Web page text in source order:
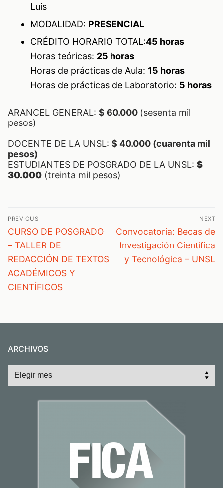
Luis
MODALIDAD: PRESENCIAL
CRÉDITO HORARIO TOTAL:45 horas
Horas teóricas: 25 horas
Horas de prácticas de Aula: 15 horas
Horas de prácticas de Laboratorio: 5 horas
ARANCEL GENERAL: $ 60.000 (sesenta mil
pesos)
DOCENTE DE LA UNSL: $ 40.000 (cuarenta mil
pesos)
ESTUDIANTES DE POSGRADO DE LA UNSL: $
30.000 (treinta mil pesos)
Navegación
de
entradas
PREVIOUS
Previous
post:
CURSO DE POSGRADO
– TALLER DE
REDACCIÓN DE TEXTOS
ACADÉMICOS Y
CIENTÍFICOS
NEXT
Next
post:
Convocatoria: Becas de
Investigación Científica
y Tecnológica – UNSL
ARCHIVOS
Archivos